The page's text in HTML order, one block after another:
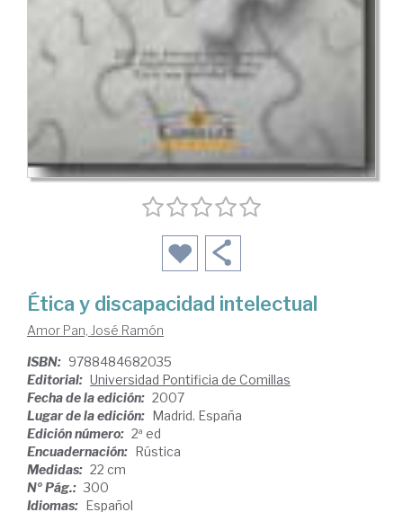
Ética y discapacidad intelectual
Amor Pan, José Ramón
ISBN: 9788484682035
Editorial: Universidad Pontificia de Comillas
Fecha de la edición: 2007
Lugar de la edición: Madrid. España
Edición número: 2ª ed
Encuadernación: Rústica
Medidas: 22 cm
Nº Pág.: 300
Idiomas: Español